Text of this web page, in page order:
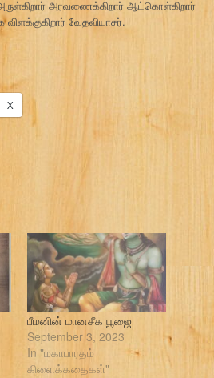
அரவணைக்கிறார் ஆட்கொள்கிறார்
வேதவியாசர்.
X
பீமனின் மானசீக பூஜை
September 3, 2023
In "மகாபாரதம்
கிளைக்கதைகள்"